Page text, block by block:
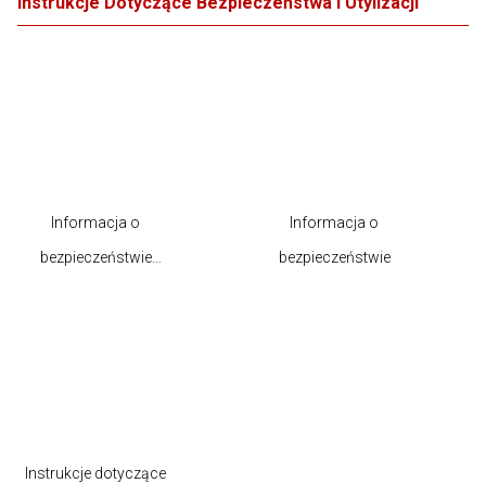
Informacja o
bezpieczeństwie
Informacja o
bezpieczeństwie
Instrukcje dotyczące